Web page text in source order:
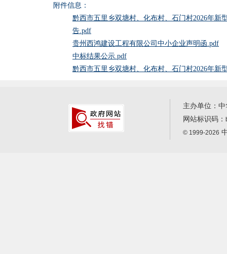
附件信息：
黔西市五里乡双塘村、化布村、石门村2026年
告.pdf
贵州西鸿建设工程有限公司中小企业声明函.pdf
中标结果公示.pdf
黔西市五里乡双塘村、化布村、石门村2026年
主办单位：
网站标识码：
© 1999-2026